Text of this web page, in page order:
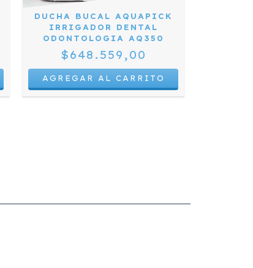
DUCHA BUCAL AQUAPICK
IRRIGADOR DENTAL
ODONTOLOGIA AQ350
$648.559,00